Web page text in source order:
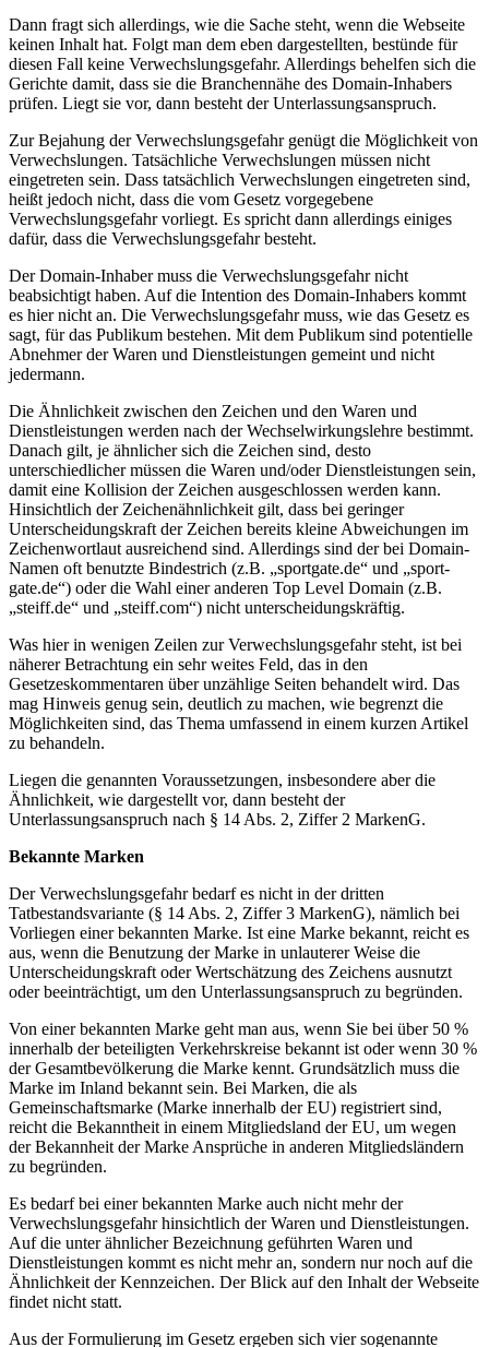
Dann fragt sich allerdings, wie die Sache steht, wenn die Webseite
keinen Inhalt hat. Folgt man dem eben dargestellten, bestünde für
diesen Fall keine Verwechslungsgefahr. Allerdings behelfen sich die
Gerichte damit, dass sie die Branchennähe des Domain-Inhabers
prüfen. Liegt sie vor, dann besteht der Unterlassungsanspruch.
Zur Bejahung der Verwechslungsgefahr genügt die Möglichkeit von
Verwechslungen. Tatsächliche Verwechslungen müssen nicht
eingetreten sein. Dass tatsächlich Verwechslungen eingetreten sind,
heißt jedoch nicht, dass die vom Gesetz vorgegebene
Verwechslungsgefahr vorliegt. Es spricht dann allerdings einiges
dafür, dass die Verwechslungsgefahr besteht.
Der Domain-Inhaber muss die Verwechslungsgefahr nicht
beabsichtigt haben. Auf die Intention des Domain-Inhabers kommt
es hier nicht an. Die Verwechslungsgefahr muss, wie das Gesetz es
sagt, für das Publikum bestehen. Mit dem Publikum sind potentielle
Abnehmer der Waren und Dienstleistungen gemeint und nicht
jedermann.
Die Ähnlichkeit zwischen den Zeichen und den Waren und
Dienstleistungen werden nach der Wechselwirkungslehre bestimmt.
Danach gilt, je ähnlicher sich die Zeichen sind, desto
unterschiedlicher müssen die Waren und/oder Dienstleistungen sein,
damit eine Kollision der Zeichen ausgeschlossen werden kann.
Hinsichtlich der Zeichenähnlichkeit gilt, dass bei geringer
Unterscheidungskraft der Zeichen bereits kleine Abweichungen im
Zeichenwortlaut ausreichend sind. Allerdings sind der bei Domain-
Namen oft benutzte Bindestrich (z.B. „sportgate.de“ und „sport-
gate.de“) oder die Wahl einer anderen Top Level Domain (z.B.
„steiff.de“ und „steiff.com“) nicht unterscheidungskräftig.
Was hier in wenigen Zeilen zur Verwechslungsgefahr steht, ist bei
näherer Betrachtung ein sehr weites Feld, das in den
Gesetzeskommentaren über unzählige Seiten behandelt wird. Das
mag Hinweis genug sein, deutlich zu machen, wie begrenzt die
Möglichkeiten sind, das Thema umfassend in einem kurzen Artikel
zu behandeln.
Liegen die genannten Voraussetzungen, insbesondere aber die
Ähnlichkeit, wie dargestellt vor, dann besteht der
Unterlassungsanspruch nach § 14 Abs. 2, Ziffer 2 MarkenG.
Bekannte Marken
Der Verwechslungsgefahr bedarf es nicht in der dritten
Tatbestandsvariante (§ 14 Abs. 2, Ziffer 3 MarkenG), nämlich bei
Vorliegen einer bekannten Marke. Ist eine Marke bekannt, reicht es
aus, wenn die Benutzung der Marke in unlauterer Weise die
Unterscheidungskraft oder Wertschätzung des Zeichens ausnutzt
oder beeinträchtigt, um den Unterlassungsanspruch zu begründen.
Von einer bekannten Marke geht man aus, wenn Sie bei über 50 %
innerhalb der beteiligten Verkehrskreise bekannt ist oder wenn 30 %
der Gesamtbevölkerung die Marke kennt. Grundsätzlich muss die
Marke im Inland bekannt sein. Bei Marken, die als
Gemeinschaftsmarke (Marke innerhalb der EU) registriert sind,
reicht die Bekanntheit in einem Mitgliedsland der EU, um wegen
der Bekannheit der Marke Ansprüche in anderen Mitgliedsländern
zu begründen.
Es bedarf bei einer bekannten Marke auch nicht mehr der
Verwechslungsgefahr hinsichtlich der Waren und Dienstleistungen.
Auf die unter ähnlicher Bezeichnung geführten Waren und
Dienstleistungen kommt es nicht mehr an, sondern nur noch auf die
Ähnlichkeit der Kennzeichen. Der Blick auf den Inhalt der Webseite
findet nicht statt.
Aus der Formulierung im Gesetz ergeben sich vier sogenannte